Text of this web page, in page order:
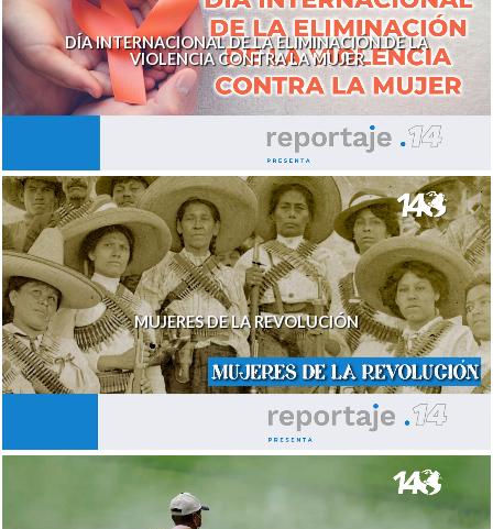
DÍA INTERNACIONAL DE LA ELIMINACIÓN DE LA
VIOLENCIA CONTRA LA MUJER
MUJERES DE LA REVOLUCIÓN